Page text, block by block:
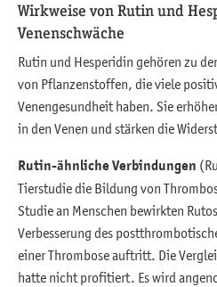
Wirkweise von Rutin und
Venenschwäche
Rutin und Hesperidin gehören zu
von Pflanzenstoffen, die viele
Venengesundheit haben. Sie
in den Venen und stärken die
Rutin-ähnliche Verbindungen
Tierstudie die Bildung von
Studie an Menschen bewirkten
Verbesserung des
einer Thrombose auftritt. Die
hatte nicht profitiert. Es wird